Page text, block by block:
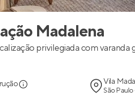
Madalena
privilegiada com varanda
Vila
São Paulo